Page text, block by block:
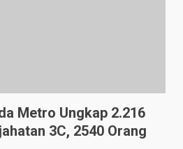
Metro Ungkap 2.216
3C, 2540 Orang